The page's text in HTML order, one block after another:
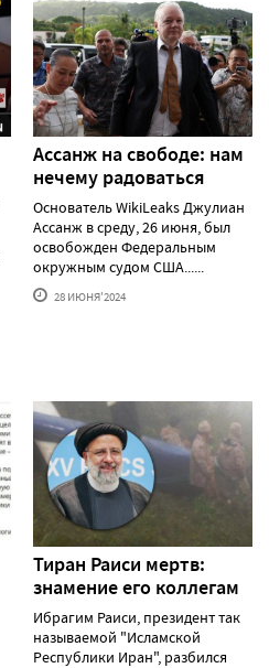
Ассанж на свободе: нам
нечему радоваться
Основатель WikiLeaks Джулиан
Ассанж в среду, 26 июня, был
освобожден Федеральным
окружным судом США......
28 ИЮНЯ'2024
Тиран Раиси мертв:
знамение его коллегам
Ибрагим Раиси, президент так
называемой "Исламской
Республики Иран", разбился